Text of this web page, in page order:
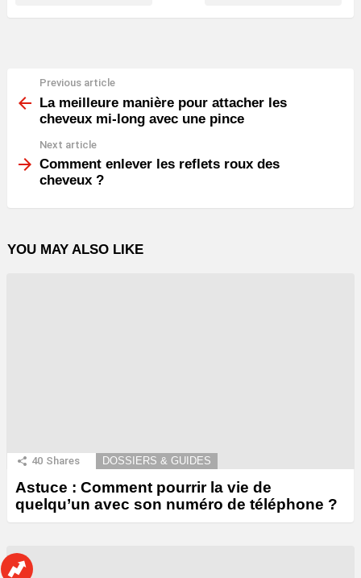
more
Previous article
La meilleure manière pour attacher les
cheveux mi-long avec une pince
Next article
Comment enlever les reflets roux des
cheveux ?
YOU MAY ALSO LIKE
40 Shares DOSSIERS & GUIDES
Astuce : Comment pourrir la vie de
quelqu’un avec son numéro de téléphone ?